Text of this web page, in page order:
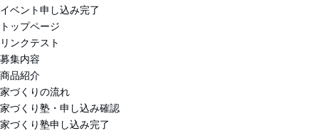
イベント申し込み完了
トップページ
リンクテスト
募集内容
商品紹介
家づくりの流れ
家づくり塾・申し込み確認
家づくり塾申し込み完了